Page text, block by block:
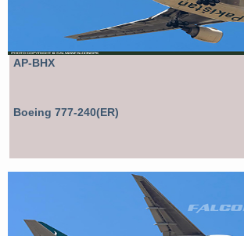
AP-BHX
Boeing 777-240(ER)